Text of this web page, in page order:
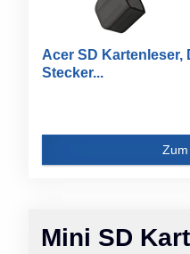
Mini SD
Acer SD Kartenleser,
Stecker...